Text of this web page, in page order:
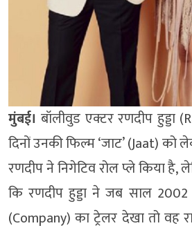
मुंबई। बॉलीवुड एक्टर रणदीप हुड्डा
दिनों उनकी फिल्म ‘जाट’ (Jaat) को
रणदीप ने निगेटिव रोल प्ले किया
कि रणदीप हुड्डा ने जब साल
(Company) का ट्रेलर देखा तो वह